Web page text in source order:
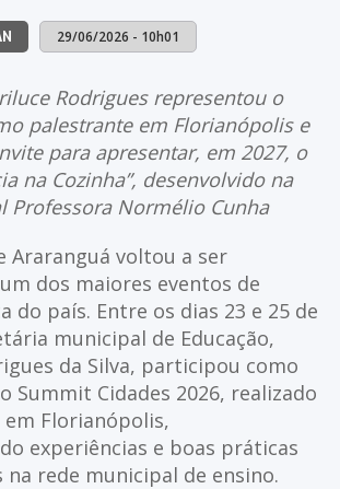
29/06/2026 - 10h01
Rodrigues representou o
palestrante em Florianópolis e
para apresentar, em 2027, o
na Cozinha”, desenvolvido na
Professora Normélio Cunha
Araranguá voltou a ser
dos maiores eventos de
do país. Entre os dias 23 e 25 de
municipal de Educação,
da Silva, participou como
Summit Cidades 2026, realizado
em Florianópolis,
experiências e boas práticas
na rede municipal de ensino.